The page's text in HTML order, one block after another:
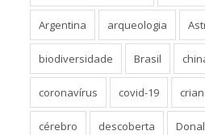
Argentina arqueologia
biodiversidade Brasil
coronavírus covid-19
cérebro descoberta